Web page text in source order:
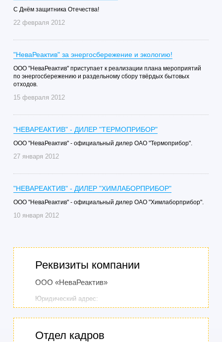
C Днём защитника Отечества!
22 февраля 2012
"НеваРеактив" за энергосбережение и экологию!
ООО "НеваРеактив" приступает к реализации плана мероприятий
по энергосбережению и раздельному сбору твёрдых бытовых
отходов.
15 февраля 2012
"НЕВАРЕАКТИВ" - ДИЛЕР "ТЕРМОПРИБОР"
ООО "НеваРеактив" - официальный дилер ОАО "Термоприбор".
27 января 2012
"НЕВАРЕАКТИВ" - ДИЛЕР "ХИМЛАБОРПРИБОР"
ООО "НеваРеактив" - официальный дилер ОАО "Химлаборприбор".
10 января 2012
Реквизиты компании
ООО «НеваРеактив»
Юридический адрес:
197183, Россия, Санкт-Петербург, ул.
Сестрорецкая, дом 8, литер А, помещение 19-Н
Отдел кадров